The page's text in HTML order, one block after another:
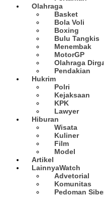
Olahraga
Basket
Bola Voli
Boxing
Bulu Tangkis
Menembak
MotorGP
Olahraga
Pendakian
Hukrim
Polri
Kejaksaan
KPK
Lawyer
Hiburan
Wisata
Kuliner
Film
Model
Artikel
LainnyaWatch
Advetorial
Komunitas
Pedoman